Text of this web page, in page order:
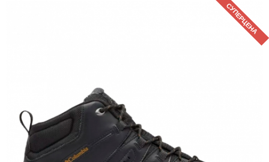
СУПЕРЦЕНА